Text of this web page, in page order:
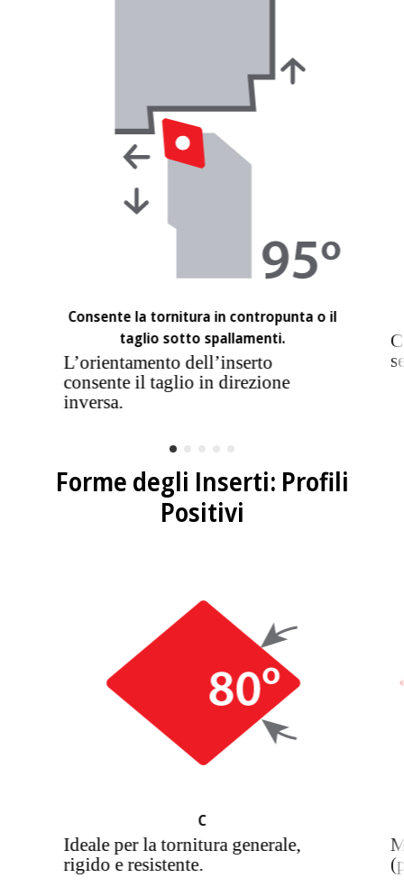
Consente la tornitura in contropunta o il
taglio sotto spallamenti.
L’orientamento dell’inserto
consente il taglio in direzione
inversa.
Forme degli Inserti: Profili
Positivi
C
Ideale per la tornitura generale,
rigido e resistente.